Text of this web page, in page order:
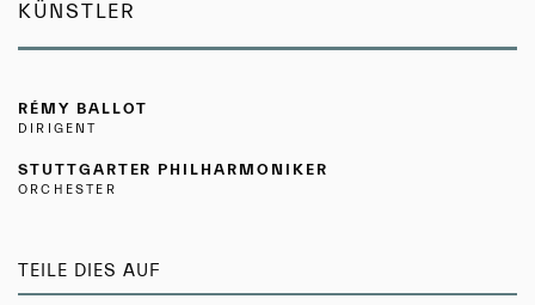
KÜNSTLER
RÉMY BALLOT
DIRIGENT
STUTTGARTER PHILHARMONIKER
ORCHESTER
TEILE DIES AUF